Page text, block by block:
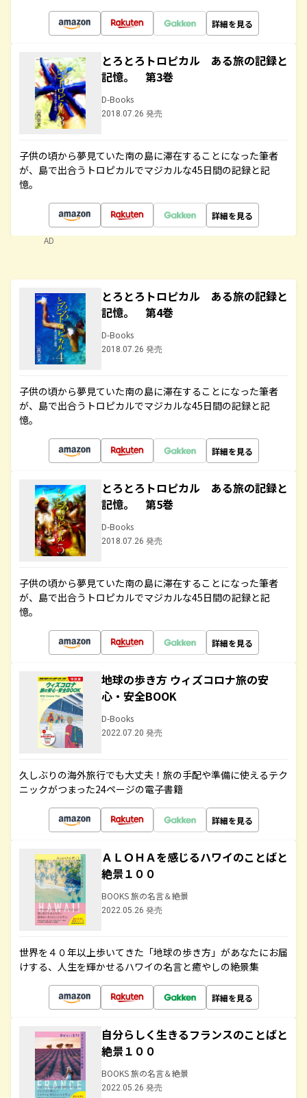
詳細を見る
とろとろトロピカル ある旅の記録と
記憶。 第3巻
D-Books
2018.07.26 発売
子供の頃から夢見ていた南の島に滞在することになった筆者
が、島で出合うトロピカルでマジカルな45日間の記録と記
憶。
詳細を見る
AD
とろとろトロピカル ある旅の記録と
記憶。 第4巻
D-Books
2018.07.26 発売
子供の頃から夢見ていた南の島に滞在することになった筆者
が、島で出合うトロピカルでマジカルな45日間の記録と記
憶。
詳細を見る
とろとろトロピカル ある旅の記録と
記憶。 第5巻
D-Books
2018.07.26 発売
子供の頃から夢見ていた南の島に滞在することになった筆者
が、島で出合うトロピカルでマジカルな45日間の記録と記
憶。
詳細を見る
地球の歩き方 ウィズコロナ旅の安
心・安全BOOK
D-Books
2022.07.20 発売
久しぶりの海外旅行でも大丈夫！旅の手配や準備に使えるテク
ニックがつまった24ページの電子書籍
詳細を見る
ＡＬＯＨＡを感じるハワイのことばと
絶景１００
BOOKS 旅の名言＆絶景
2022.05.26 発売
世界を４０年以上歩いてきた「地球の歩き方」があなたにお届
けする、人生を輝かせるハワイの名言と癒やしの絶景集
詳細を見る
自分らしく生きるフランスのことばと
絶景１００
BOOKS 旅の名言＆絶景
2022.05.26 発売